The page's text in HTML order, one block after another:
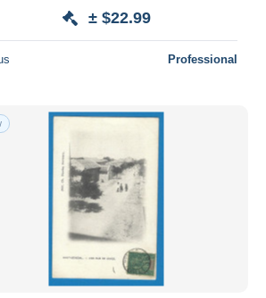
± $22.99
Professional